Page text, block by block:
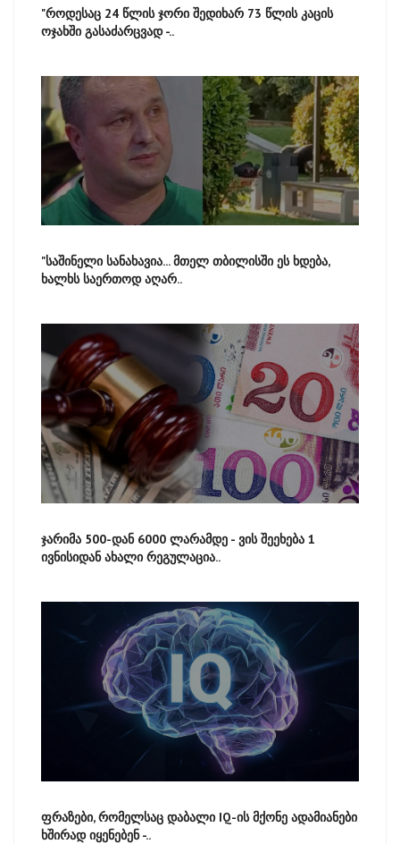
"როდესაც 24 წლის ჯორი შედიხარ 73 წლის კაცის
ოჯახში გასაძარცვად -..
"საშინელი სანახავია... მთელ თბილისში ეს ხდება,
ხალხს საერთოდ აღარ..
ჯარიმა 500-დან 6000 ლარამდე - ვის შეეხება 1
ივნისიდან ახალი რეგულაცია..
ფრაზები, რომელსაც დაბალი IQ-ის მქონე ადამიანები
ხშირად იყენებენ -..